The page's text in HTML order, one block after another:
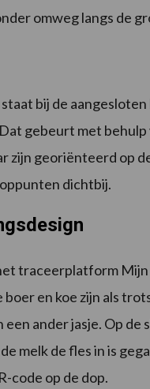
omweg langs de
bij de
gebeurt met behulp
zijn georiënteerd op
dichtbij.
traceerplatform
en koe zijn als
een ander jasje. Op
melk de fles in is
code op de dop.